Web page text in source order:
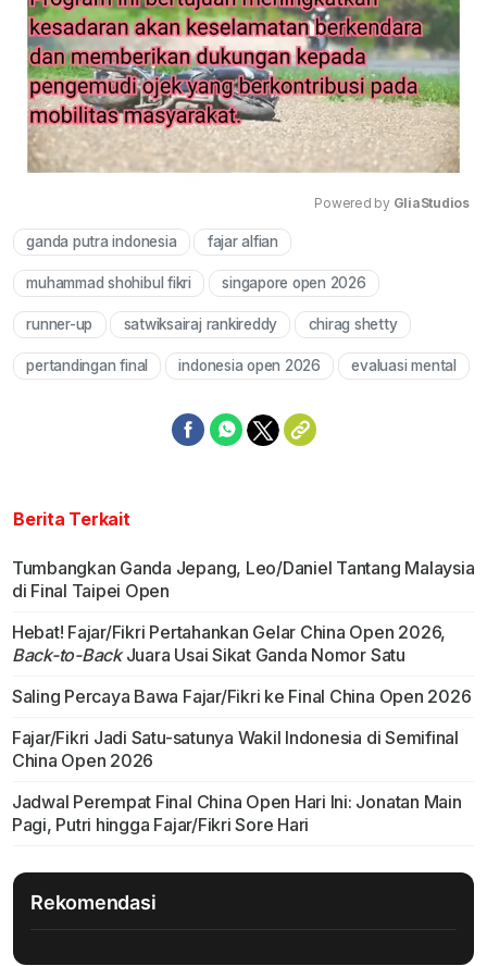
Powered by GliaStudios
ganda putra indonesia fajar alfian
muhammad shohibul fikri singapore open 2026
runner-up satwiksairaj rankireddy chirag shetty
pertandingan final indonesia open 2026 evaluasi mental
Berita Terkait
Tumbangkan Ganda Jepang, Leo/Daniel Tantang Malaysia
di Final Taipei Open
Hebat! Fajar/Fikri Pertahankan Gelar China Open 2026,
Back-to-BackJuara Usai Sikat Ganda Nomor Satu
Saling Percaya Bawa Fajar/Fikri ke Final China Open 2026
Fajar/Fikri Jadi Satu-satunya Wakil Indonesia di Semifinal
China Open 2026
Jadwal Perempat Final China Open Hari Ini: Jonatan Main
Pagi, Putri hingga Fajar/Fikri Sore Hari
Rekomendasi